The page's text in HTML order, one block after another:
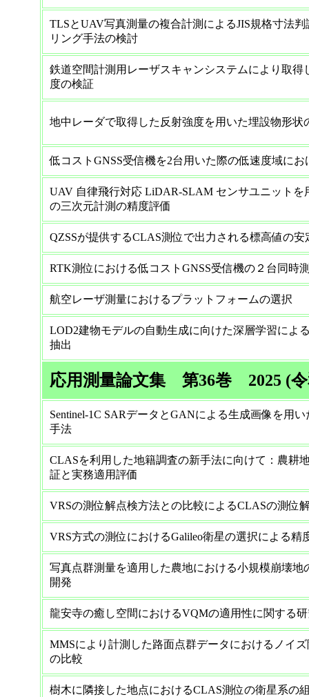
TLSとUAV写真測量の複合計測によるJIS規格寸法
リング手法の検討
鉄道空間計測用レーザスキャンシステムにより取得
度の検証
地中レーダで取得した反射強度を用いた埋設物形状
低コストGNSS受信機を2台用いた際の低速度域に
UAV 自律飛行対応 LiDAR-SLAM センサユニットを
の三次元計測の精度評価
QZSSが提供するCLAS測位で出力される標高値の
RTK測位における低コストGNSS受信機の２台同時
航空レーザ測量におけるプラットフォームの選択
LOD2建物モデルの自動生成に向けた深層学習によ
抽出
応用測量論文集 第36巻 2025 (令
Sentinel-1C SARデータとGANによる生成画像を用
手法
CLASを利用した地籍調査の新手法に向けて：農耕
証と実務適用評価
VRSの測位解点検方法との比較によるCLASの測位
VRS方式の測位におけるGalileo衛星の選択による精
写真点群測量を適用した農地における小規模崩壊地
開発
龍安寺の癒し空間におけるVQMの適用性に関する
MMSにより計測した路面点群データにおけるノイ
の比較
樹木に隣接した地点におけるCLAS測位の衛星系の